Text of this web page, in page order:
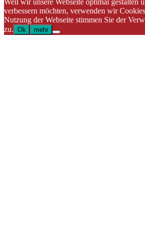
Weil wir unsere Webseite optimal gestalten
verbessern möchten, verwenden wir
Nutzung der Webseite stimmen Sie der
zu. Ok mehr